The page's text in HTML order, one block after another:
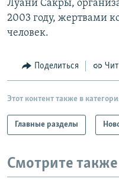
Луани Сакры,
2003 году, жертвами
человек.
Поделиться
Этот контент также в
Главные разделы
Смотрите также